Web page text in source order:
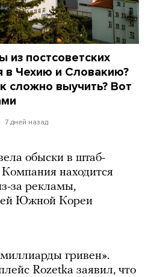
из постсоветских
в Чехию и Словакию?
сложно выучить? Вот
7 дней назад
обыски в штаб-
находится
за рекламы,
Южной Кореи
гривен».
Rozetka заявил, что